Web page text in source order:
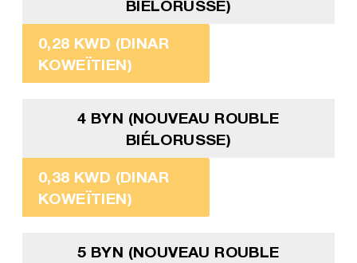
BIÉLORUSSE)
0,28 KWD (DINAR
KOWEÏTIEN)
4 BYN (NOUVEAU ROUBLE
BIÉLORUSSE)
0,38 KWD (DINAR
KOWEÏTIEN)
5 BYN (NOUVEAU ROUBLE